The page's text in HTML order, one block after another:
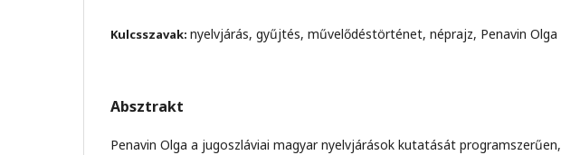
Kulcsszavak: nyelvjárás, gyűjtés, művelődéstörténet, néprajz, Penavin Olga
Absztrakt
Penavin Olga a jugoszláviai magyar nyelvjárások kutatását programszerűen,